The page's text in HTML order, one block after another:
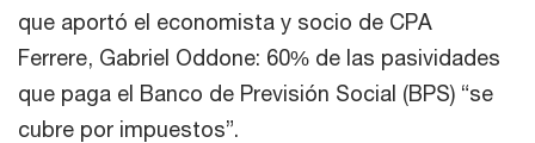
que aportó el economista y socio de CPA
Ferrere, Gabriel Oddone: 60% de las pasividades
que paga el Banco de Previsión Social (BPS) “se
cubre por impuestos”.